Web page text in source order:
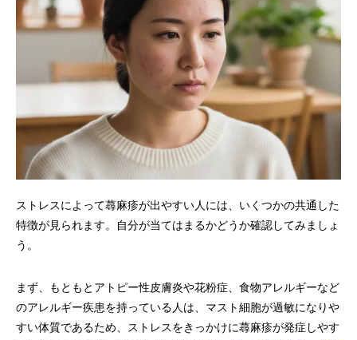
ストレスによって蕁麻疹が出やすい人には、いくつかの共通した
特徴が見られます。自分が当てはまるかどうか確認してみましょ
う。
まず、もともとアトピー性皮膚炎や花粉症、食物アレルギーなど
のアレルギー疾患を持っている人は、マスト細胞が過敏になりや
すい体質であるため、ストレスをきっかけに蕁麻疹が発症しやす